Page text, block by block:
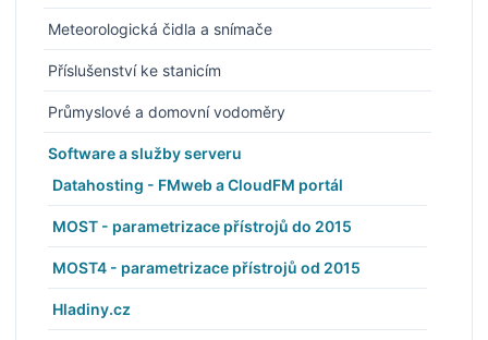
Meteorologická čidla a snímače
Příslušenství ke stanicím
Průmyslové a domovní vodoměry
Software a služby serveru
Datahosting - FMweb a CloudFM portál
MOST - parametrizace přístrojů do 2015
MOST4 - parametrizace přístrojů od 2015
Hladiny.cz